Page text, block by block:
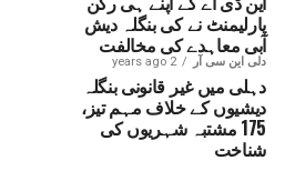
پارلیمنٹ نے کی بنگلہ دیش
آبی معاہدے کی مخالفت
دلی این سی آر 2 years ago
دہلی میں غیر قانونی بنگلہ
دیشیوں کے خلاف مہم تیز،
175 مشتبہ شہریوں کی
شناخت